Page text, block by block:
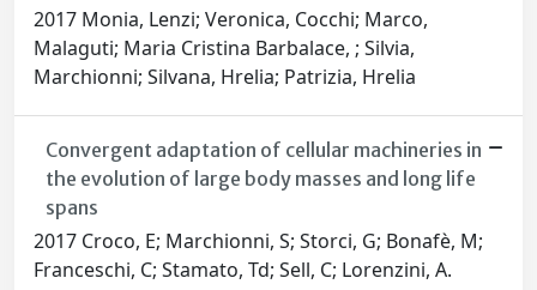
2017 Monia, Lenzi; Veronica, Cocchi; Marco,
Malaguti; Maria Cristina Barbalace, ; Silvia,
Marchionni; Silvana, Hrelia; Patrizia, Hrelia
Convergent adaptation of cellular machineries in
the evolution of large body masses and long life
spans
2017 Croco, E; Marchionni, S; Storci, G; Bonafè, M;
Franceschi, C; Stamato, Td; Sell, C; Lorenzini, A.